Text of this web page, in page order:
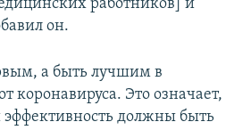
работников] и
он.
а быть лучшим в
коронавируса. Это означает,
эффективность должны быть